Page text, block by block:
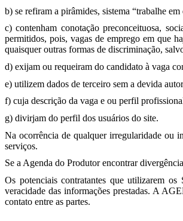
b) se refiram a pirâmides, sistema “trabalhe
c) contenham conotação preconceituosa,
permitidos, pois, vagas de emprego em que
quaisquer outras formas de discriminação,
d) exijam ou requeiram do candidato à vaga
e) utilizem dados de terceiro sem a devida
f) cuja descrição da vaga e ou perfil
g) divirjam do perfil dos usuários do site.
Na ocorrência de qualquer irregularidade ou
serviços.
Se a Agenda do Produtor encontrar
Os potenciais contratantes que utilizarem
veracidade das informações prestadas. A
contato entre as partes.